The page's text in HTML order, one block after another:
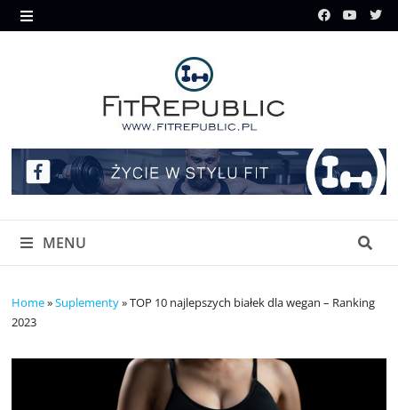
Skip
to
MENU
MENU
Home»Suplementy»TOP 10 najlepszych białek dla wegan – Ranking
2023